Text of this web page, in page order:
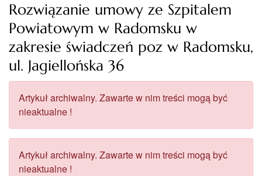
Rozwiązanie umowy ze Szpitalem
Powiatowym w Radomsku w
zakresie świadczeń poz w Radomsku,
ul. Jagiellońska 36
Artykuł archiwalny. Zawarte w nim treści mogą być
nieaktualne !
Artykuł archiwalny. Zawarte w nim treści mogą być
nieaktualne !